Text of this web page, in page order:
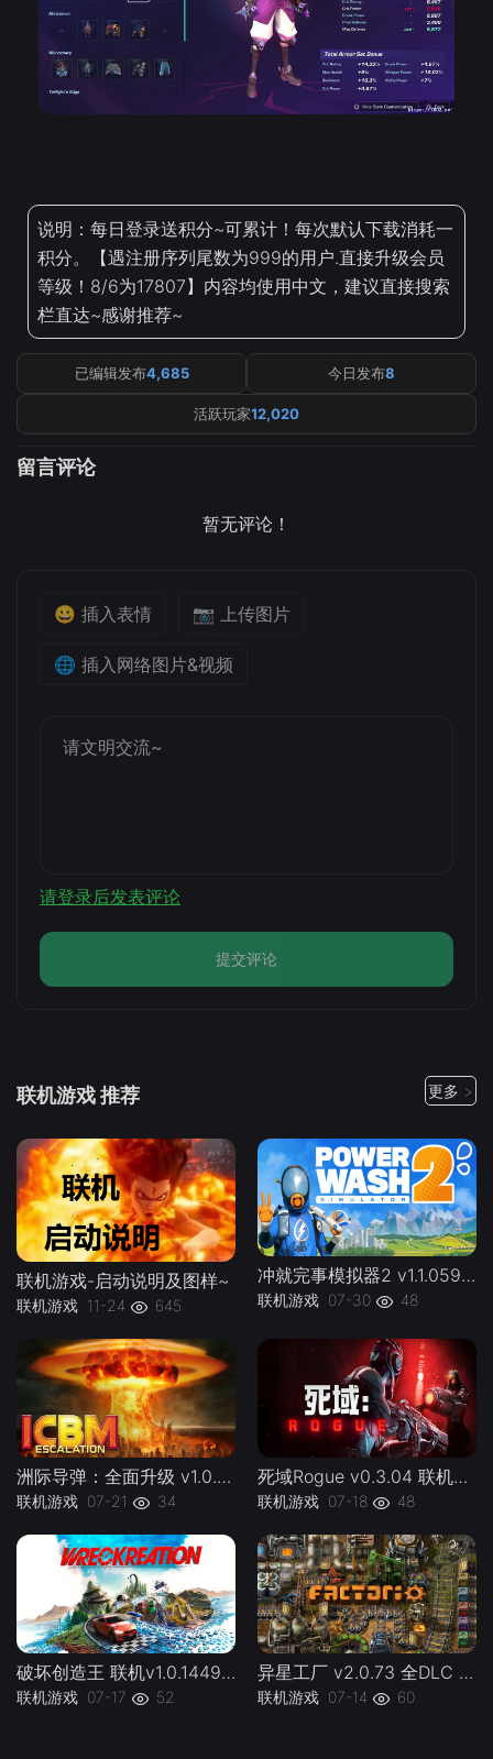
说明：每日登录送积分~可累计！每次默认下载消耗一
积分。【遇注册序列尾数为999的用户.直接升级会员
等级！8/6为17807】内容均使用中文，建议直接搜索
栏直达~感谢推荐~
已编辑发布4,685 今日发布8
活跃玩家12,020
留言评论
暂无评论！
😀 插入表情 📷 上传图片
🌐 插入网络图片&视频
请登录后发表评论
提交评论
联机游戏 推荐 更多 >
联机游戏-启动说明及图样~
联机游戏 11-24 645
冲就完事模拟器2 v1.1.059联机PowerWash.Simulator.2.v1.1.059kj -下载-游戏本体-绿色免安装-解压即玩~
联机游戏 07-30 48
洲际导弹：全面升级 v1.0.0 联机 ICBM lj -下载-游戏本体-绿色免安装-解压即玩~
联机游戏 07-21 34
死域Rogue v0.3.04 联机Deadzone Rogue lj -下载-游戏本体-绿色免安装-解压即玩~
联机游戏 07-18 48
破坏创造王 联机v1.0.144924 WreckreationL 官方中文 支持手柄 容量37.1G -下载-游戏本体-绿色免安装-解压即玩~
联机游戏 07-17 52
异星工厂 v2.0.73 全DLC 联机版 Factorio lj 容量5.08GB 官方简体中文 支持键盘.鼠标 -下载-游戏本体-绿色免安装-解压即玩~
联机游戏 07-14 60